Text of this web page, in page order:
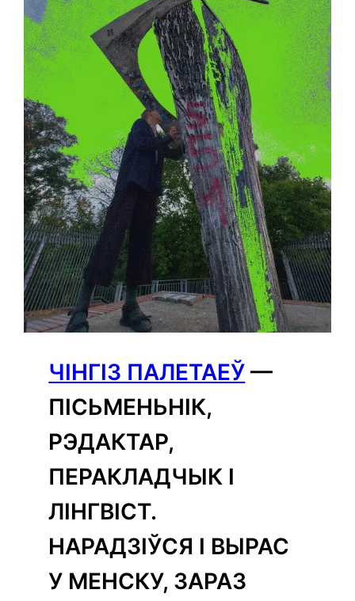
ЧІНГІЗ ПАЛЕТАЕЎ —
ПІСЬМЕНЬНІК,
РЭДАКТАР,
ПЕРАКЛАДЧЫК І
ЛІНГВІСТ.
НАРАДЗІЎСЯ І ВЫРАС
У МЕНСКУ, ЗАРАЗ